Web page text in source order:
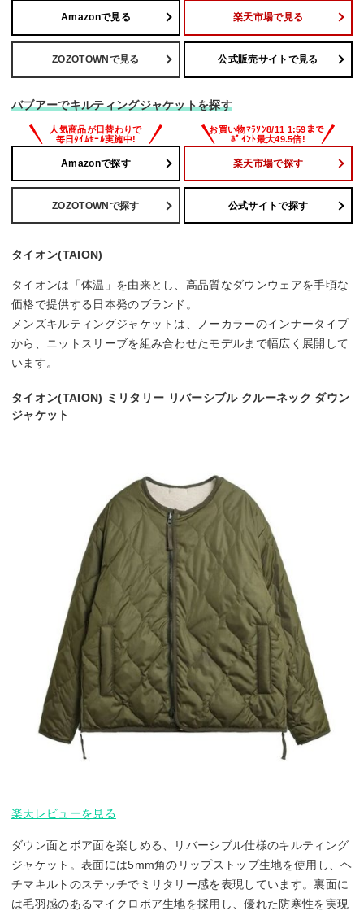
Amazonで見る 楽天市場で見る
ZOZOTOWNで見る 公式販売サイトで見る
バブアーでキルティングジャケットを探す
Amazonで探す 楽天市場で探す
ZOZOTOWNで探す 公式サイトで探す
タイオン(TAION)
タイオンは「体温」を由来とし、高品質なダウンウェアを手頃な
価格で提供する日本発のブランド。
メンズキルティングジャケットは、ノーカラーのインナータイプ
から、ニットスリーブを組み合わせたモデルまで幅広く展開して
います。
タイオン(TAION) ミリタリー リバーシブル クルーネック ダウン
ジャケット
楽天レビューを見る
ダウン面とボア面を楽しめる、リバーシブル仕様のキルティング
ジャケット。表面には5mm角のリップストップ生地を使用し、ヘ
チマキルトのステッチでミリタリー感を表現しています。裏面に
は毛羽感のあるマイクロボア生地を採用し、優れた防寒性を実現